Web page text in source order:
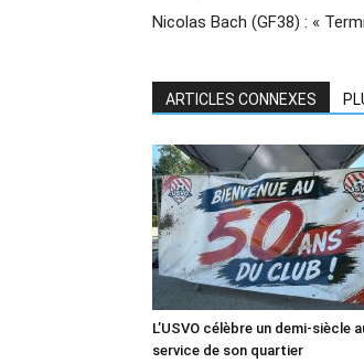
Nicolas Bach (GF38) : «
ARTICLES CONNEXES
L’USVO célèbre un demi-siècle
service de son quartier